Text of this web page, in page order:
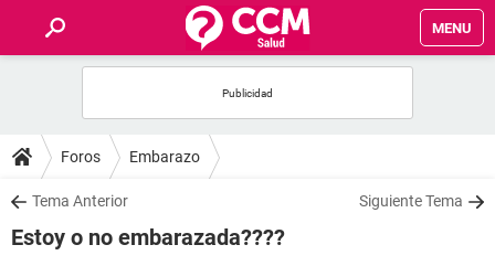
MENU
FOROS
SALUD
FAMILIA
Foros Embarazo
Tema Anterior Siguiente Tema
Estoy o no embarazada????